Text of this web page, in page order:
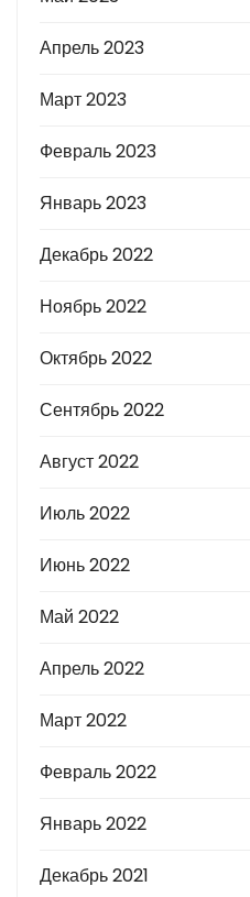
Апрель 2023
Март 2023
Февраль 2023
Январь 2023
Декабрь 2022
Ноябрь 2022
Октябрь 2022
Сентябрь 2022
Август 2022
Июль 2022
Июнь 2022
Май 2022
Апрель 2022
Март 2022
Февраль 2022
Январь 2022
Декабрь 2021